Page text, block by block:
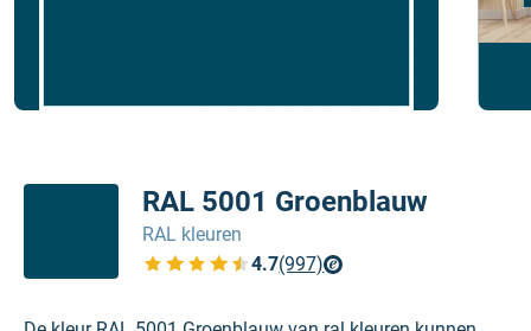
RAL 5001 Groenblauw
RAL kleuren
4.7(997)
Bekijk de verfplaza beoordelingen